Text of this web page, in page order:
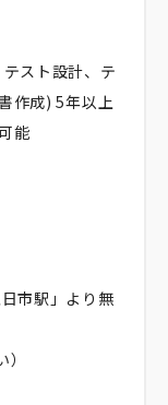
スト設計、テ
作成) 5年以上
能
市駅」より無